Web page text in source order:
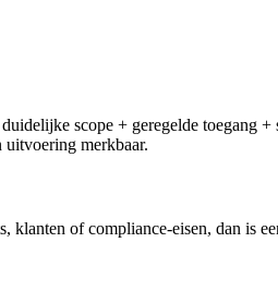
scope + geregelde toegang
uitvoering merkbaar.
of compliance-eisen, dan is